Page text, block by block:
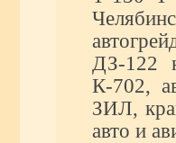
ДЗ-122
К-702,
ЗИЛ,
авто и